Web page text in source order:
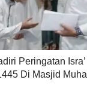
Peringatan Isra’
Di Masjid